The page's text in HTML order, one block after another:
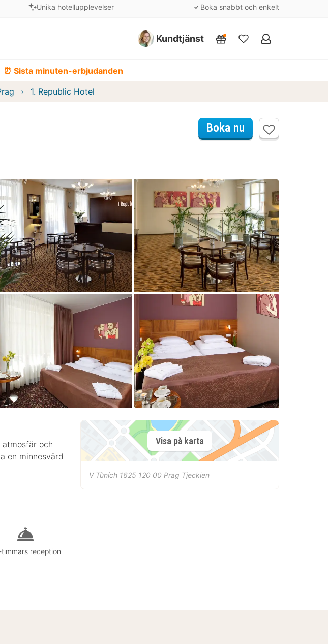
Unika hotellupplevelser Boka snabbt och enkelt
Kundtjänst
Mina
⏰ Sista minuten-erbjudanden
1. Republic Hotel
Boka nu
och
en minnesvärd
reception
Visa på karta
V Tůních 1625 120 00 Prag Tjeckien